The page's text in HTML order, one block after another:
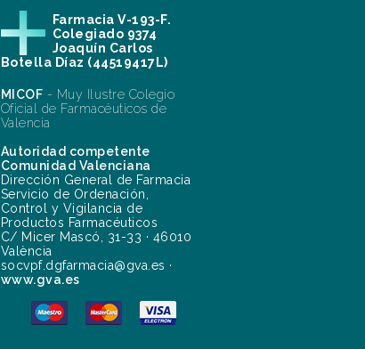
Farmacia V-193-F.
Colegiado 9374
Joaquín Carlos
Botella Díaz (44519417L)
MICOF - Muy Ilustre Colegio
Oficial de Farmacéuticos de
Valencia
Autoridad competente
Comunidad Valenciana
Dirección General de Farmacia
Servicio de Ordenación,
Control y Vigilancia de
Productos Farmacéuticos
C/ Micer Mascó, 31-33 · 46010
València
socvpf.dgfarmacia@gva.es ·
www.gva.es